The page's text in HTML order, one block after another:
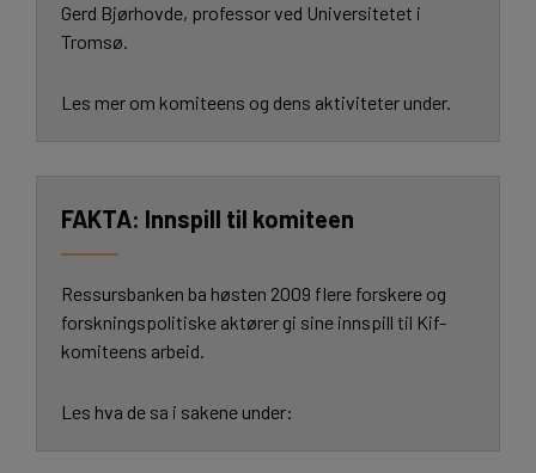
Gerd Bjørhovde, professor ved Universitetet i
Tromsø.
Les mer om komiteens og dens aktiviteter under.
Innspill til komiteen
Ressursbanken ba høsten 2009 flere forskere og
forskningspolitiske aktører gi sine innspill til Kif-
komiteens arbeid.
Les hva de sa i sakene under: